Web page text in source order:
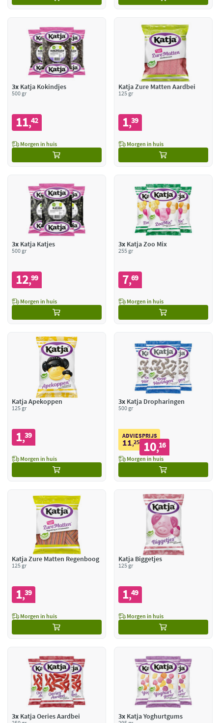
3x Katja Kokindjes
500 gr
11,42
Morgen in huis
Katja Zure Matten Aardbei
125 gr
1,39
Morgen in huis
3x Katja Katjes
500 gr
12,99
Morgen in huis
3xKatja Zoo Mix
255 gr
7,69
Morgen in huis
Katja Apekoppen
125 gr
1,39
Morgen in huis
3xKatja Dropharingen
500 gr
ADVIESPRIJS
11,25 10,16
Morgen in huis
Katja Zure Matten Regenboog
125 gr
1,39
Morgen in huis
Katja Biggetjes
125 gr
1,49
Morgen in huis
3x Katja Oeries Aardbei 3xKatja Yoghurtgums